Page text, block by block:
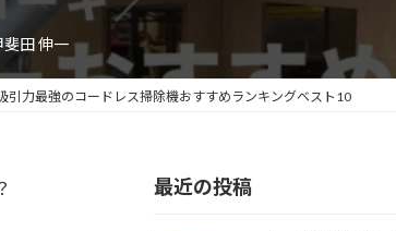
斐田 伸一
引力最強のコードレス掃除機おすすめランキングベスト10
最近の投稿